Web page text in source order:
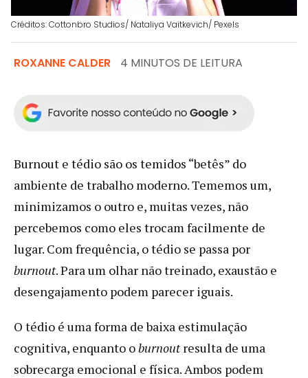
Créditos: Cottonbro Studios/ Nataliya Vaitkevich/ Pexels
ROXANNE CALDER 4 MINUTOS DE LEITURA
Burnout e tédio são os temidos “betês” do
ambiente de trabalho moderno. Tememos um,
minimizamos o outro e, muitas vezes, não
percebemos como eles trocam facilmente de
lugar. Com frequência, o tédio se passa por
burnout. Para um olhar não treinado, exaustão e
desengajamento podem parecer iguais.
O tédio é uma forma de baixa estimulação
cognitiva, enquanto oburnoutresulta de uma
sobrecarga emocional e física. Ambos podem